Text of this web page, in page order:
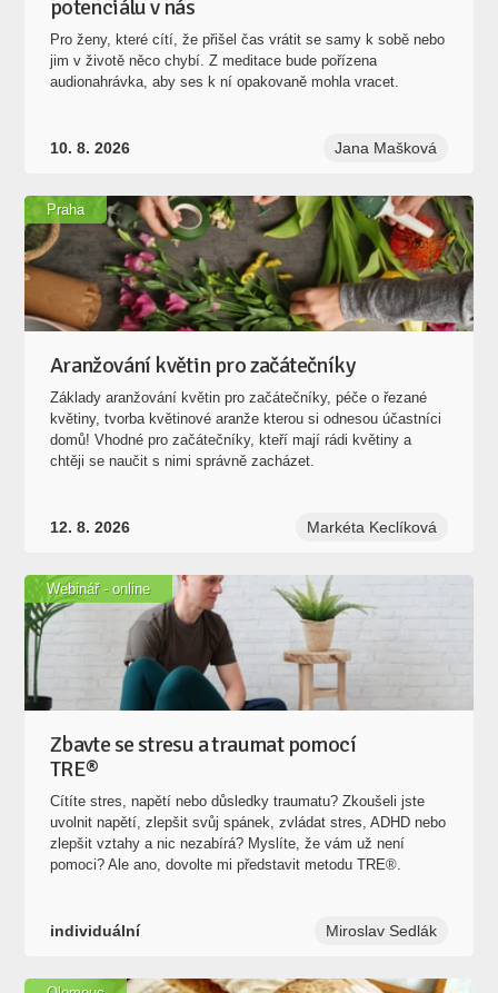
audionahrávka, aby ses k ní opakovaně mohla vracet.
10. 8. 2026 Jana Mašková
Aranžování květin pro začátečníky
Základy aranžování květin pro začátečníky, péče o řezané
domů! Vhodné pro začátečníky, kteří mají rádi květiny a
chtěji se naučit s nimi správně zacházet.
12. 8. 2026 Markéta Keclíková
Zbavte se stresu a traumat pomocí
TRE®
uvolnit napětí, zlepšit svůj spánek, zvládat stres, ADHD nebo
zlepšit vztahy a nic nezabírá? Myslíte, že vám už není
pomoci? Ale ano, dovolte mi představit metodu TRE®.
individuální Miroslav Sedlák